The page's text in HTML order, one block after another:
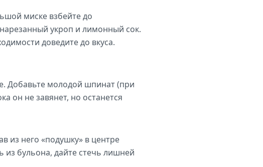
миске взбейте до
укроп и лимонный сок.
доведите до вкуса.
Добавьте молодой шпинат (при
он не завянет, но останется
из него «подушку» в центре
из бульона, дайте стечь лишней